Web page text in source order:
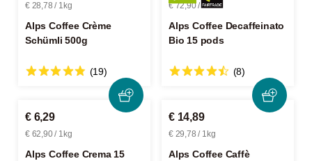
€ 28,78 / 1kg
Alps Coffee Crème
Schümli 500g
(19)
€ 72,90 / 1kg
Alps Coffee Decaffeinato
Bio 15 pods
(8)
€ 6,29
€ 62,90 / 1kg
Alps Coffee Crema 15
€ 14,89
€ 29,78 / 1kg
Alps Coffee Caffè